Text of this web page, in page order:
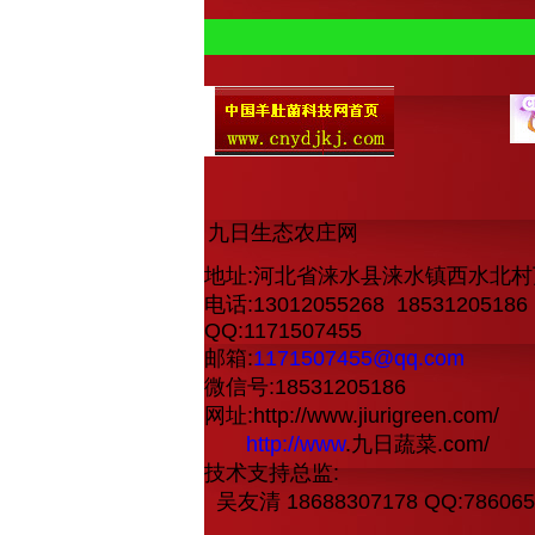
九日生态农庄网
地址:河北省涞水县涞水镇西水北
电话:13012055268 18531205186
QQ:1171507455
邮箱:1171507455@qq.com
微信号:18531205186
网址:http://www.jiurigreen.com/
http://www.九日蔬菜.com/
技术支持总监:
吴友清 18688307178